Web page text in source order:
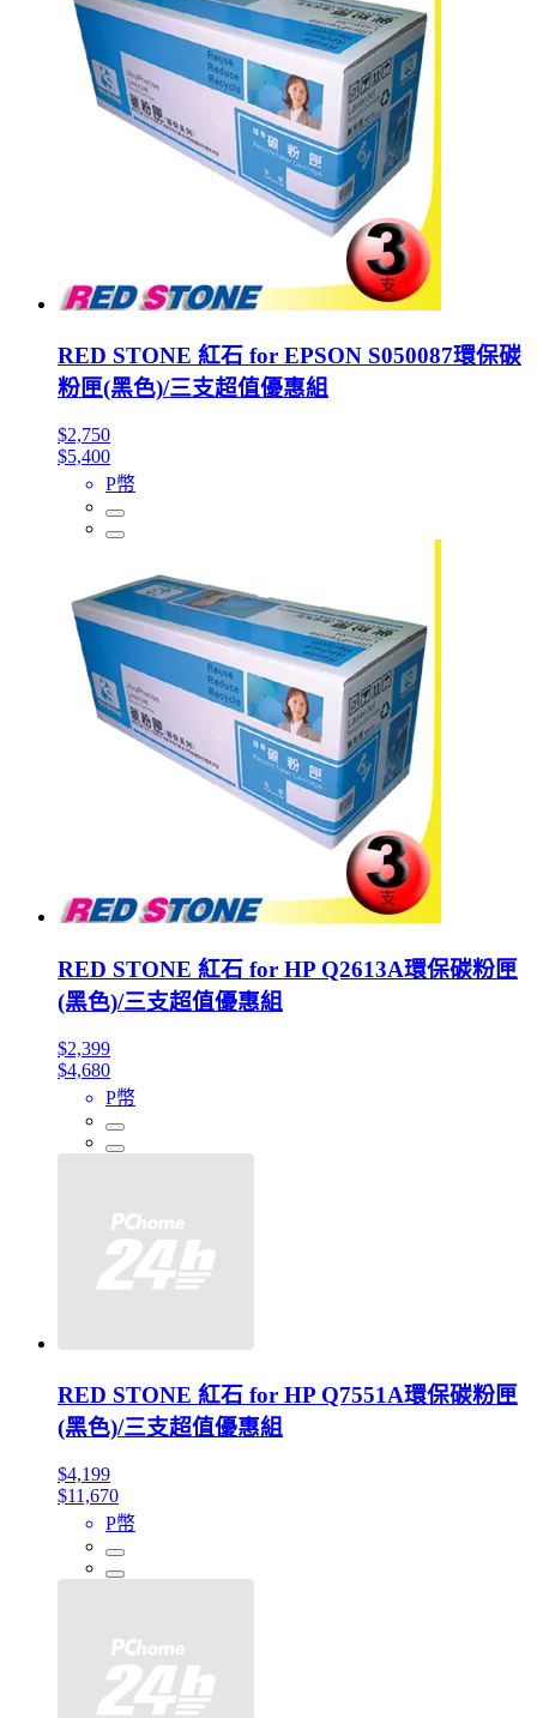
RED STONE 紅石 for EPSON S050087環保碳
粉匣(黑色)/三支超值優惠組
$2,750
$5,400
P幣
RED STONE 紅石 for HP Q2613A環保碳粉匣
(黑色)/三支超值優惠組
$2,399
$4,680
P幣
RED STONE 紅石 for HP Q7551A環保碳粉匣
(黑色)/三支超值優惠組
$4,199
$11,670
P幣